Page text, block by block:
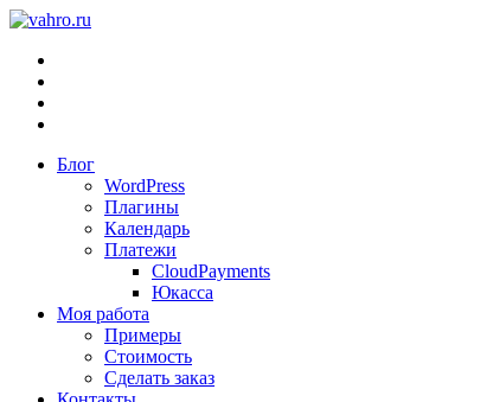
Блог
WordPress
Плагины
Календарь
Платежи
CloudPayments
Юкасса
Моя работа
Примеры
Стоимость
Сделать заказ